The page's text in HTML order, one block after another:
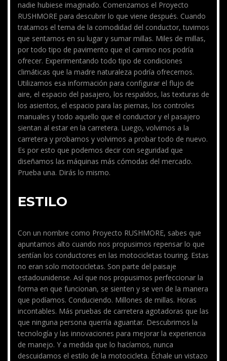
nadie hubiese imaginado. Comenzamos el Proyecto
RUSHMORE para descubrir lo que viene después. Cuando
tratamos el tema de la comodidad del conductor, tuvimos
que sentarnos en su lugar y sumar millas. Miles de millas,
por todo tipo de pavimento que el camino nos podría
ofrecer. Experimentando todo tipo de condiciones
climáticas que la madre naturaleza podría ofrecernos.
Utilizamos esa información para configurar el flujo de
aire, el espacio del pasajero, los respaldos, las texturas de
los asientos, el espacio para las piernas, los controles
manuales y todo aquello que el conductor y el pasajero
sientan al estar en la carretera. Luego, volvimos a la
carretera y probamos y volvimos a probar todo de nuevo.
Es por esto que podemos decir con seguridad que
diseñamos las máquinas más cómodas del mercado.
Prueba una. Dirás lo mismo.
ESTILO
Con un nombre como Proyecto RUSHMORE, sabes que
apuntamos alto cuando nos propusimos repensar lo que
sentían los conductores en las motocicletas touring. Estas
no eran solo motocicletas. Son parte del paisaje
estadounidense. Así que nos propusimos perfeccionar la
forma en que funcionan, se sienten y se ven de la manera
que podíamos. Conduciendo. Millones de millas. Horas
incontables. Más pruebas de carretera agotadoras que las
que ninguna persona querría aguantar. Descubrimos la
tecnología y las innovaciones para mejorar la experiencia
de manejo. Y a medida que lo hacíamos, nunca
descuidamos el estilo de la motocicleta. Échale un vistazo